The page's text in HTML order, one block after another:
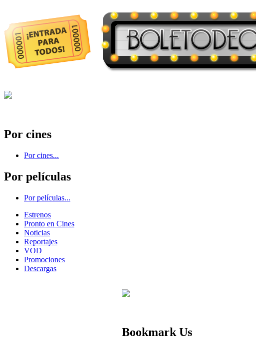
Por cines
Por cines...
Por películas
Por películas...
Estrenos
Pronto en Cines
Noticias
Reportajes
VOD
Promociones
Descargas
Bookmark Us